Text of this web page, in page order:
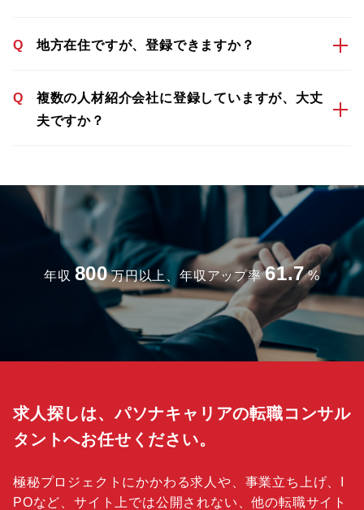
Q 地方在住ですが、登録できますか？
Q
複数の人材紹介会社に登録していますが、大丈
夫ですか？
年収 800 万円以上、年収アップ率 61.7 %
求人探しは、パソナキャリアの転職コンサル
タントへお任せください。
極秘プロジェクトにかかわる求人や、事業立ち上げ、I
POなど、サイト上では公開されない、他の転職サイト